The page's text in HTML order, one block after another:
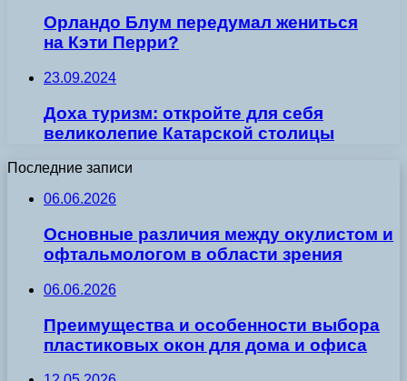
Орландо Блум передумал жениться
на Кэти Перри?
23.09.2024
Доха туризм: откройте для себя
великолепие Катарской столицы
Последние записи
06.06.2026
Основные различия между окулистом и
офтальмологом в области зрения
06.06.2026
Преимущества и особенности выбора
пластиковых окон для дома и офиса